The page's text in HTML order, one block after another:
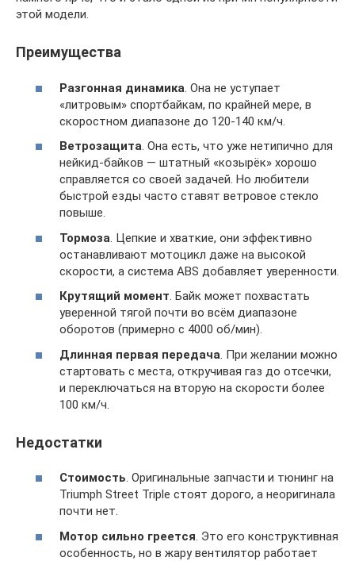
этой модели.
Преимущества
Разгонная динамика. Она не уступает
«литровым» спортбайкам, по крайней мере, в
скоростном диапазоне до 120-140 км/ч.
Ветрозащита. Она есть, что уже нетипично для
нейкид-байков — штатный «козырёк» хорошо
справляется со своей задачей. Но любители
быстрой езды часто ставят ветровое стекло
повыше.
Тормоза. Цепкие и хваткие, они эффективно
останавливают мотоцикл даже на высокой
скорости, а система ABS добавляет уверенности.
Крутящий момент. Байк может похвастать
уверенной тягой почти во всём диапазоне
оборотов (примерно с 4000 об/мин).
Длинная первая передача. При желании можно
стартовать с места, откручивая газ до отсечки,
и переключаться на вторую на скорости более
100 км/ч.
Недостатки
Стоимость. Оригинальные запчасти и тюнинг на
Triumph Street Triple стоят дорого, а неоригинала
почти нет.
Мотор сильно греется. Это его конструктивная
особенность, но в жару вентилятор работает